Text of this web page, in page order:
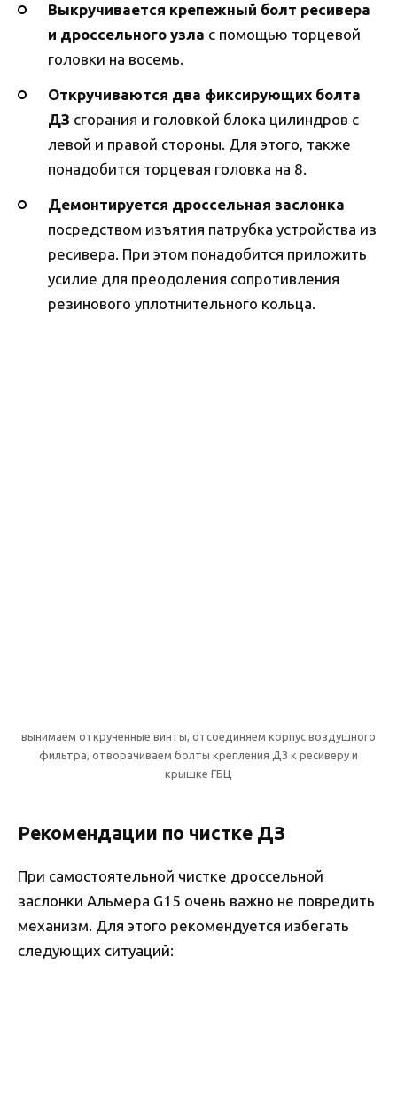
Выкручивается крепежный болт ресивера
и дроссельного узла с помощью торцевой
головки на восемь.
Откручиваются два фиксирующих болта
ДЗ сгорания и головкой блока цилиндров с
левой и правой стороны. Для этого, также
понадобится торцевая головка на 8.
Демонтируется дроссельная заслонка
посредством изъятия патрубка устройства из
ресивера. При этом понадобится приложить
усилие для преодоления сопротивления
резинового уплотнительного кольца.
вынимаем открученные винты, отсоединяем корпус воздушного
фильтра, отворачиваем болты крепления ДЗ к ресиверу и
крышке ГБЦ
Рекомендации по чистке ДЗ
При самостоятельной чистке дроссельной
заслонки Альмера G15 очень важно не повредить
механизм. Для этого рекомендуется избегать
следующих ситуаций: